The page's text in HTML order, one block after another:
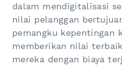
dalam mendigitalisasi
nilai pelanggan
pemangku kepentingan
memberikan nilai
mereka dengan biaya